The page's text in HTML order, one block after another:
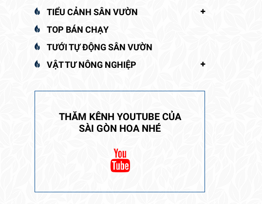
TIỂU CẢNH SÂN VƯỜN
TOP BÁN CHẠY
TƯỚI TỰ ĐỘNG SÂN VƯỜN
VẬT TƯ NÔNG NGHIỆP
THĂM KÊNH YOUTUBE CỦA
SÀI GÒN HOA NHÉ